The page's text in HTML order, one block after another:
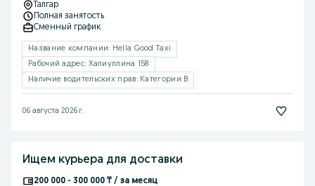
Талгар
Полная занятость
Сменный график
Название компании: Hella Good Taxi
Рабочий адрес: Халиуллина 158
Наличие водительских прав: Категории B
06 августа 2026 г.
Ищем курьера для доставки
200 000 - 300 000 ₸ / за месяц